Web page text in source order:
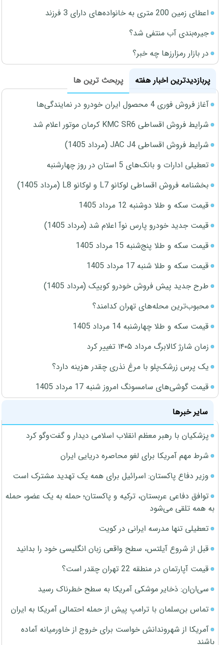
اعطای زمین 200 متری به خانواده‌های دارای 3 فرزند
جیره‌بندی آب منتفی شد؟
در بازار رمزارزها چه خبر؟
پربازدیدترین اخبار هفته
پربحث ترین ها
آغاز فروش فوری 4 محصول ایران خودرو در نمایندگی‌ها
شرایط فروش اقساطی KMC SR6 کرمان موتور اعلام شد
شرایط فروش اقساطی JAC J4 (مرداد 1405)
تعطیلی ادارات و بانک‌های 5 استان در روز چهارشنبه
بخشنامه فروش اقساطی لوکانو L7 و لوکانو L8 (مرداد 1405)
قیمت سکه و طلا دوشنبه 12 مرداد 1405
قیمت جدید خودرو پارس نوآ اعلام شد (مرداد 1405)
قیمت سکه و طلا پنج‌شنبه 15 مرداد 1405
قیمت سکه و طلا شنبه 17 مرداد 1405
طرح جدید پیش فروش خودرو کوییک (مرداد 1405)
محبوب‌ترین محله‌های تهران کدامند؟
قیمت سکه و طلا چهارشنبه 14 مرداد 1405
زمان شارژ کالابرگ مرداد ۱۴۰۵ تغییر کرد
یک پرس زرشک‌پلو با مرغ نذری چقدر هزینه دارد؟
قیمت گوشی‌های سامسونگ امروز شنبه 17 مرداد 1405
سایر خبرها
پزشکیان با رهبر معظم انقلاب اسلامی دیدار و گفت‌وگو کرد
شرط مهم آمریکا برای لغو محاصره دریایی ایران
وزیر دفاع پاکستان: اسرائیل برای همه یک تهدید مشترک است
توافق دفاعی عربستان، ترکیه و پاکستان؛ حمله به یک عضو، حمله
به همه تلقی می‌شود
تعطیلی تنها مدرسه ایرانی در کویت
قبل از شروع آیلتس، سطح واقعی زبان انگلیسی خود را بدانید
قیمت آپارتمان در منطقه 22 تهران چقدر است؟
سی‌ان‌ان: ذخایر موشکی آمریکا به سطح خطرناک رسید
تماس بن‌سلمان با ترامپ پیش از حمله احتمالی آمریکا به ایران
آمریکا از شهروندانش خواست برای خروج از خاورمیانه آماده
باشند